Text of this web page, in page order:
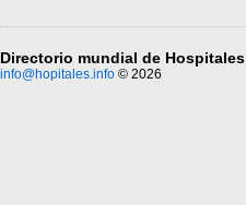
Directorio mundial de Hospitales
info@hopitales.info © 2026